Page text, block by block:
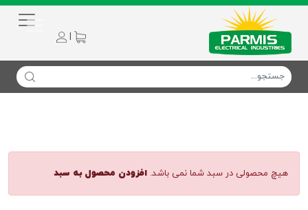
|
هیچ محصولی در سبد شما نمی باشد. افزودن محصول به سبد